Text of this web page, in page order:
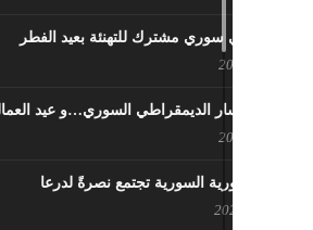
لقاء تركي سوري مشترك للتهنئة بعيد الفطر
حزب اليسار الديمقراطي السوري…و عيد
القوى الثورية السورية تجتمع نصرةً لدرعا